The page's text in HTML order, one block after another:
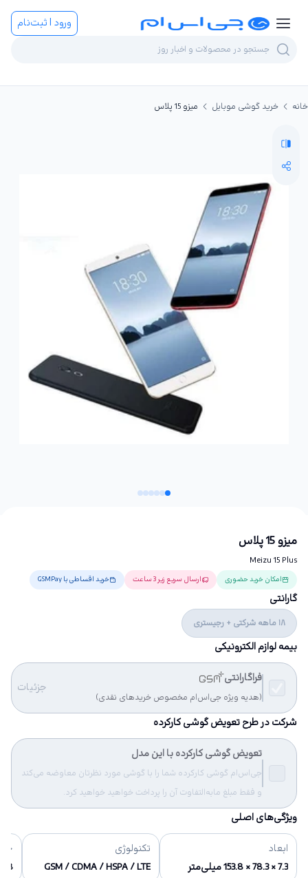
ورود | ثبت‌نام
خانه خرید گوشی موبایل میزو 15 پلاس
میزو 15 پلاس
Meizu 15 Plus
امکان خرید حضوری ارسال سریع زیر 3 ساعت خرید اقساطی با GSMPay
گارانتی
18 ماهه شرکتی + رجیستری
بیمه لوازم الکترونیکی
فراگارانتی
(هدیه ویژه جی‌اس‌ام مخصوص خریدهای نقدی)
جزئیات
شرکت در طرح تعویض گوشی کارکرده
تعویض گوشی کارکرده با این مدل
جی‌اس‌ام گوشی کارکرده شما را با گوشی مورد نظرتان معاوضه می‌کند
و فقط مبلغ مابه‌التفاوت آن را پرداخت خواهید خواهید کرد.
ویژگی‌های اصلی
ابعاد
7.3 × 78.3 × 153.8 میلی‌متر
تکنولوژی
GSM / CDMA / HSPA / LTE
64/